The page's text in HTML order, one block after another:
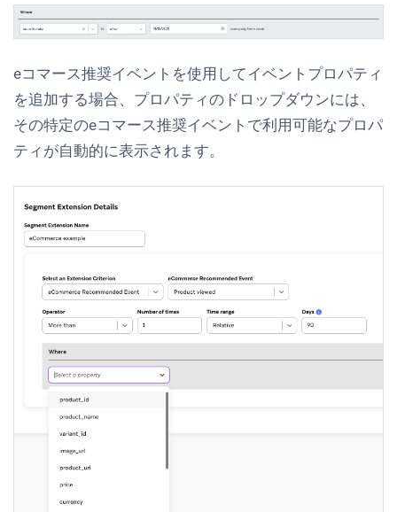
eコマース推奨イベントを使用してイベントプロパティ
を追加する場合、プロパティのドロップダウンには、
その特定のeコマース推奨イベントで利用可能なプロパ
ティが自動的に表示されます。